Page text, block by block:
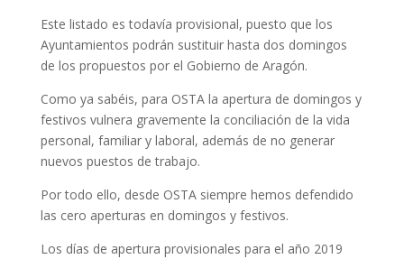
Este listado es todavía provisional, puesto que los
Ayuntamientos podrán sustituir hasta dos domingos
de los propuestos por el Gobierno de Aragón.
Como ya sabéis, para OSTA la apertura de domingos y
festivos vulnera gravemente la conciliación de la vida
personal, familiar y laboral, además de no generar
nuevos puestos de trabajo.
Por todo ello, desde OSTA siempre hemos defendido
las cero aperturas en domingos y festivos.
Los días de apertura provisionales para el año 2019